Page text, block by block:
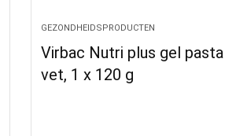
GEZONDHEIDSPRODUCTEN
Virbac Nutri plus gel pasta
vet, 1 x 120 g